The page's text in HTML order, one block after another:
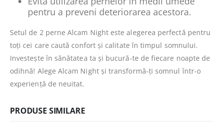
pentru a preveni deteriorarea acestora.
Setul de 2 perne Alcam Night este alegerea perfectă pentru
toți cei care caută confort și calitate în timpul somnului.
Investește în sănătatea ta și bucură-te de fiecare noapte de
odihnă! Alege Alcam Night și transformă-ți somnul într-o
experiență de neuitat.
PRODUSE SIMILARE